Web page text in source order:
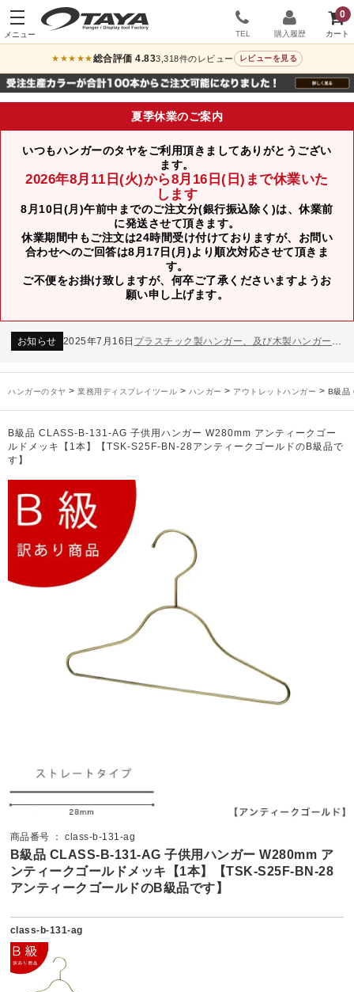
0
TEL 購入履歴
★★★★★総合評価 4.833,318件のレビュー レビューを見る
夏季休業のご案内
いつもハンガーのタヤをご利用頂きましてありがとうござい
ます。
2026年8月11日(火)から8月16日(日)まで休業いた
します
8月10日(月)午前中までのご注文分(銀行振込除く)は、休業前
に発送させて頂きます。
休業期間中もご注文は24時間受け付けておりますが、お問い
合わせへのご回答は8月17日(月)より順次対応させて頂きま
す。
ご不便をお掛け致しますが、何卒ご了承くださいますようお
願い申し上げます。
2024年12月12日年末年始休業のお知らせ
お知らせ 2026年3月7日
スチール製ハンガー、およびディスプレイスタンド価格改定のお知らせ
お知らせ
2025年7月16日
お知らせ
2025年7月16日
プラスチック製ハンガー、及び木製ハンガーKシリーズ 価格改定のお知らせ
お知らせ
お知らせ
2024年12月12日
ハンガーのタヤ > 業務用ディスプレイツール > ハンガー > アウトレットハンガー > B級品
B級品 CLASS-B-131-AG 子供用ハンガー W280mm アンティークゴー
ルドメッキ【1本】【TSK-S25F-BN-28アンティークゴールドのB級品で
す】
商品番号 ： class-b-131-ag
B級品 CLASS-B-131-AG 子供用ハンガー W280mm ア
ンティークゴールドメッキ【1本】【TSK-S25F-BN-28
アンティークゴールドのB級品です】
class-b-131-ag